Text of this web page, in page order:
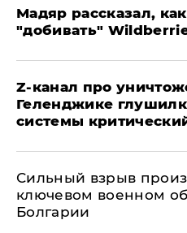
Мадяр рассказал,
"добивать"
Z-канал про
Геленджике
системы
Сильный взрыв
ключевом военном
Болгарии